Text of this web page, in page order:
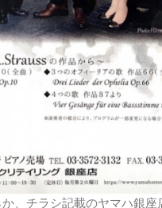
、チラシ記載のヤマハ銀座